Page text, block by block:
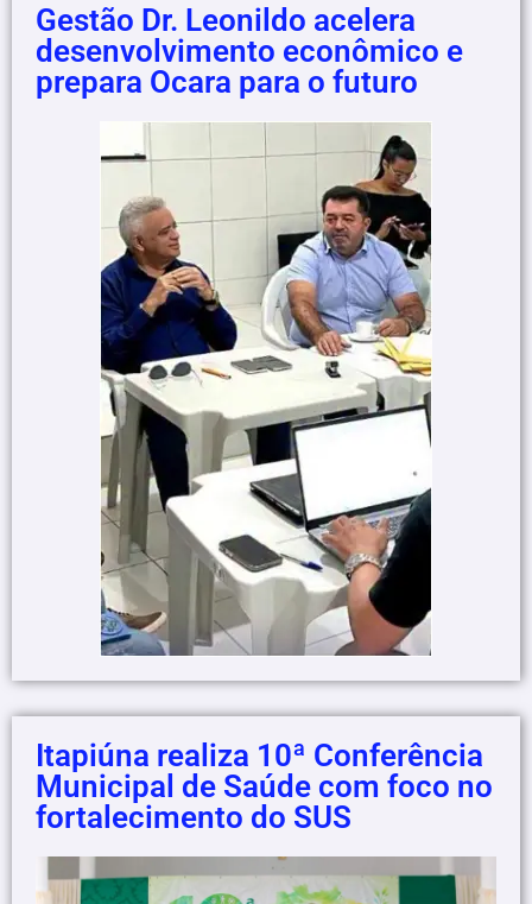
Gestão Dr. Leonildo acelera
desenvolvimento econômico e
prepara Ocara para o futuro
Itapiúna realiza 10ª Conferência
Municipal de Saúde com foco no
fortalecimento do SUS